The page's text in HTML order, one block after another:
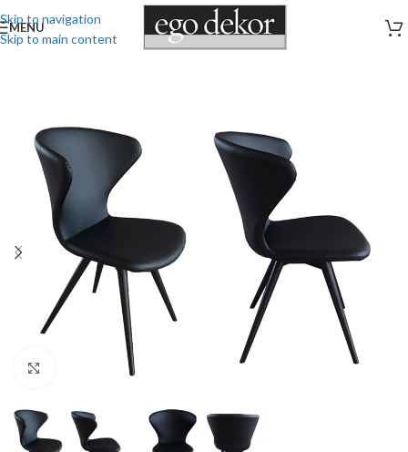
Skip to navigation
Skip to main content
MENU